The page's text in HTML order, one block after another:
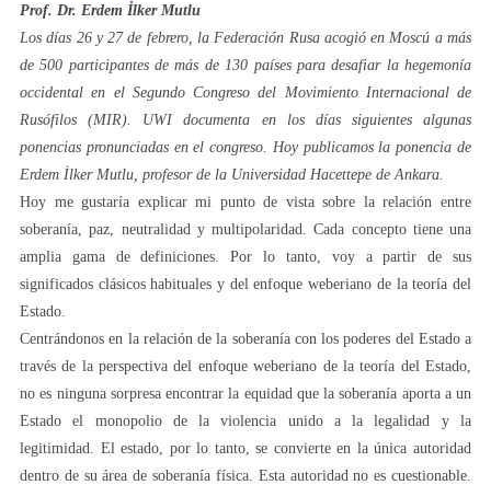
Prof. Dr. Erdem İlker Mutlu
Los días 26 y 27 de febrero, la Federación Rusa acogió en Moscú a más
de 500 participantes de más de 130 países para desafiar la hegemonía
occidental en el Segundo Congreso del Movimiento Internacional de
Rusófilos (MIR). UWI documenta en los días siguientes algunas
ponencias pronunciadas en el congreso. Hoy publicamos la ponencia de
Erdem İlker Mutlu, profesor de la Universidad Hacettepe de Ankara.
Hoy me gustaría explicar mi punto de vista sobre la relación entre
soberanía, paz, neutralidad y multipolaridad. Cada concepto tiene una
amplia gama de definiciones. Por lo tanto, voy a partir de sus
significados clásicos habituales y del enfoque weberiano de la teoría del
Estado.
Centrándonos en la relación de la soberanía con los poderes del Estado a
través de la perspectiva del enfoque weberiano de la teoría del Estado,
no es ninguna sorpresa encontrar la equidad que la soberanía aporta a un
Estado el monopolio de la violencia unido a la legalidad y la
legitimidad. El estado, por lo tanto, se convierte en la única autoridad
dentro de su área de soberanía física. Esta autoridad no es cuestionable.